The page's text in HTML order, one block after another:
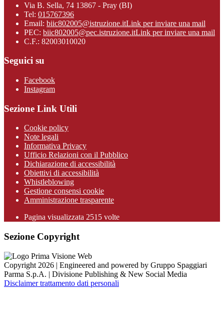
Via B. Sella, 74 13867 - Pray (BI)
Tel: 015767396
Email: biic802005@istruzione.itLink per inviare una mail
PEC: biic802005@pec.istruzione.itLink per inviare una mail
C.F.: 82003010020
Seguici su
Facebook
Instagram
Sezione Link Utili
Cookie policy
Note legali
Informativa Privacy
Ufficio Relazioni con il Pubblico
Dichiarazione di accessibilità
Obiettivi di accessibilità
Whistleblowing
Gestione consensi cookie
Amministrazione trasparente
Pagina visualizzata 2515 volte
Sezione Copyright
Copyright 2026 | Engineered and powered by Gruppo Spaggiari
Parma S.p.A. | Divisione Publishing & New Social Media
Disclaimer trattamento dati personali